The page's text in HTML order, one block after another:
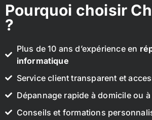
Pourquoi choisir
?
Plus de 10 ans d’expérience en
informatique
Service client transparent et
Dépannage rapide à domicile ou
Conseils et formations